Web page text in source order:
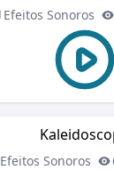
Efeitos Sonoros
Efeitos Sonoros